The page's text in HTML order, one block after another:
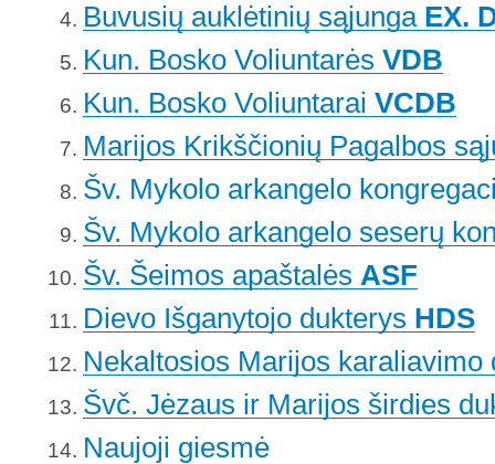
Buvusių auklėtinių sąjunga EX.
Kun. Bosko Voliuntarės VDB
Kun. Bosko Voliuntarai VCDB
Marijos Krikščionių Pagalbos
Šv. Mykolo arkangelo
Šv. Mykolo arkangelo seserų
Šv. Šeimos apaštalės ASF
Dievo Išganytojo dukterys HDS
Nekaltosios Marijos
Švč. Jėzaus ir Marijos širdies
Naujoji giesmė